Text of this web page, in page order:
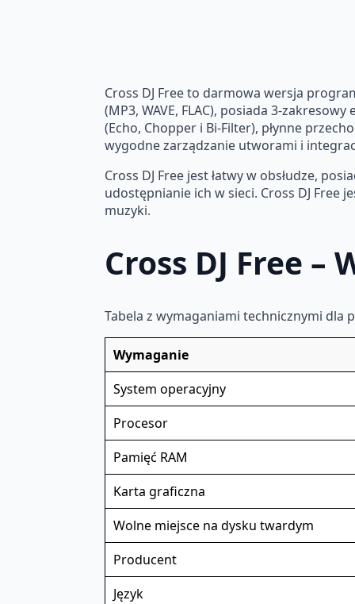
Cross DJ Free to darmowa wersja
(MP3, WAVE, FLAC), posiada 3-
(Echo, Chopper i Bi-Filter), płynne
wygodne zarządzanie utworami i
Cross DJ Free jest łatwy w obsłudze,
udostępnianie ich w sieci. Cross DJ Free
muzyki.
Cross DJ Free
Tabela z wymaganiami technicznymi dla
Wymaganie
System operacyjny
Procesor
Pamięć RAM
Karta graficzna
Wolne miejsce na dysku twardym
Producent
Język